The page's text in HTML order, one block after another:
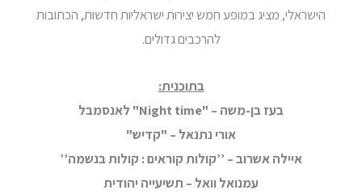
הישראלי, מציג במופע חמש יצירות ישראליות חדשות, הכתובות
להרכבים גדולים.
בתוכנית:
בעז בן-משה – "Night time" לאנסמבל
אורי נתנאל – "קדיש"
איילה אשרוב – ’’קולות קוראים : קולות בנשמה’’
עמנואל וואל – תשיעייה יהודית